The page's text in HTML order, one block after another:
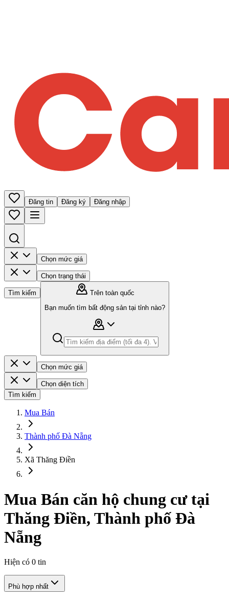
Đăng tin Đăng ký Đăng nhập
Chọn mức giá
Chọn trạng thái
Tìm kiếm
Trên toàn quốc
Bạn muốn tìm bất động sản tại tỉnh nào?
Chọn mức giá
Chọn diện tích
Tìm kiếm
Mua Bán
Thành phố Đà Nẵng
Xã Thăng Điền
Mua Bán căn hộ chung cư tại
Thăng Điền, Thành phố Đà
Nẵng
Hiện có 0 tin
Phù hợp nhất